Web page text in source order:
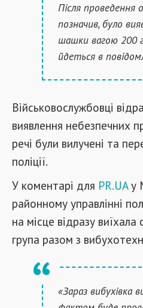
Після проведення
позначив, було
шашки вагою 200
йдеться в
Військовослужбовці
виявлення небезпечних
речі були вилучені та
поліції.
У коментарі для PR.UAу
районному управлінні
на місце відразу
група разом з
«Зараз вибухівка